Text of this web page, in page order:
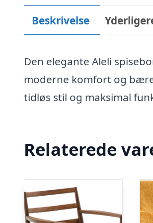
Beskrivelse
Den elegante Aleli
moderne komfort og
tidløs stil og maksimal
Relaterede